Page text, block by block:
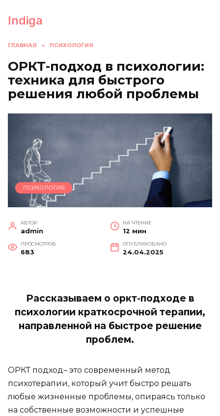
содержанию
Indiga
ГЛАВНАЯ » ПСИХОЛОГИЯ
ОРКТ-подход в психологии:
техника для быстрого
решения любой проблемы
ПСИХОЛОГИЯ
АВТОР
admin
НА ЧТЕНИЕ
12 мин
ПРОСМОТРОВ
683
ОПУБЛИКОВАНО
24.04.2025
Рассказываем о оркт-подходе в
психологии краткосрочной терапии,
направленной на быстрое решение
проблем.
ОРКТ подход– это современный метод
психотерапии, который учит быстро решать
любые жизненные проблемы, опираясь только
на собственные возможности и успешные